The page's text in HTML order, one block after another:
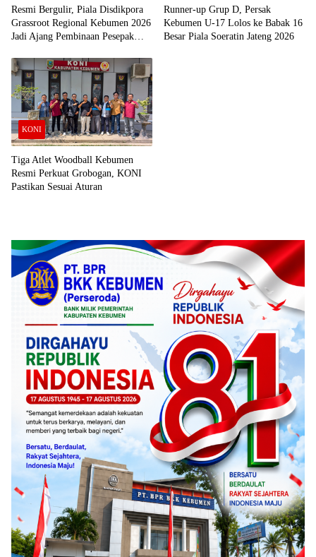
Resmi Bergulir, Piala Disdikpora
Grassroot Regional Kebumen 2026
Jadi Ajang Pembinaan Pesepak
Runner-up Grup D, Persak
Kebumen U-17 Lolos ke Babak 16
Besar Piala Soeratin Jateng 2026
KONI
Tiga Atlet Woodball Kebumen
Resmi Perkuat Grobogan, KONI
Pastikan Sesuai Aturan